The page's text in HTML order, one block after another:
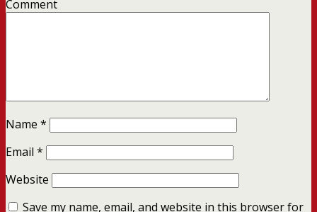
Comment
Name *
Email *
Website
Save my name, email, and website in this browser for